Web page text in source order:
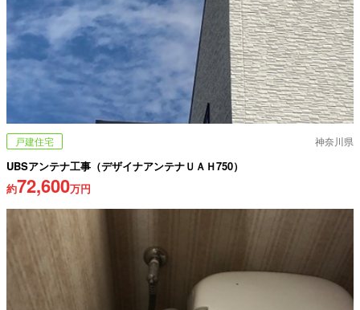
戸建住宅 神奈川県
UBSアンテナ工事（デザイナアンテナＵＡＨ750）
約72,600万円